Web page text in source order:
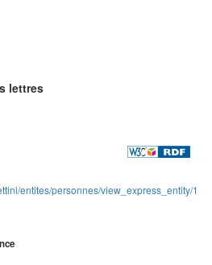
lettres
entites/personnes/view_express_entity/1